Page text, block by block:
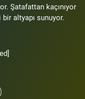
Şatafattan kaçınıyor
altyapı sunuyor.